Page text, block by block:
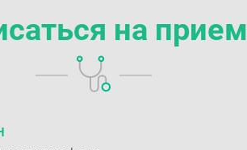
на прием